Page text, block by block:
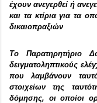
έχουν ανεγερθεί ή
και τα κτίρια για τα
δικαιοπραξιών
Το Παρατηρητήριο
δειγματοληπτικούς
που λαμβάνουν
στοιχείων της
δόμησης, οι οποίοι